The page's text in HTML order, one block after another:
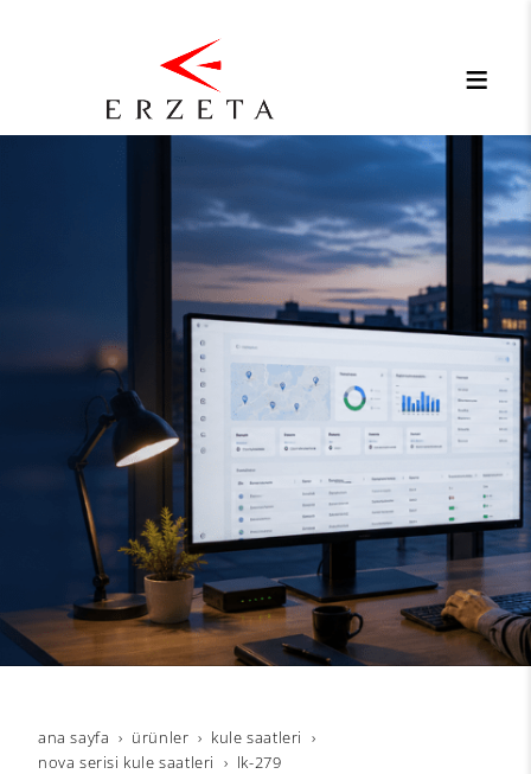
ana sayfa ürünler
kule saatleri
nova serisi kule saatleri
lk-279